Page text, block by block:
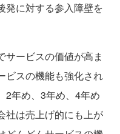
に対する参入障壁を
ービスの価値が高ま
ビスの機能も強化され
2年め、3年め、4年め
社は売上げ的にも上が